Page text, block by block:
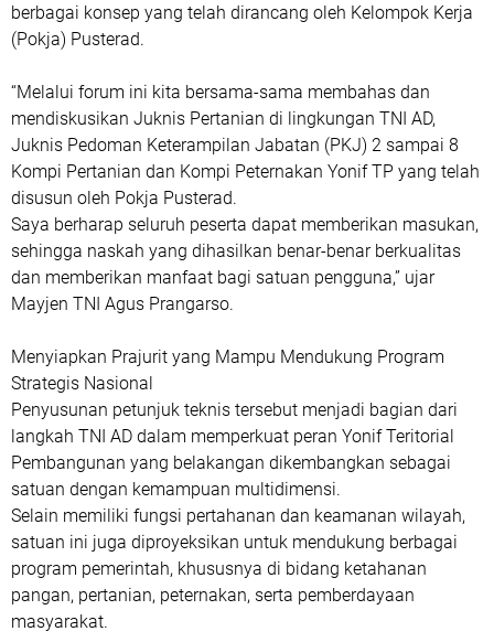
berbagai konsep yang telah dirancang oleh Kelompok Kerja
(Pokja) Pusterad.
“Melalui forum ini kita bersama-sama membahas dan
mendiskusikan Juknis Pertanian di lingkungan TNI AD,
Juknis Pedoman Keterampilan Jabatan (PKJ) 2 sampai 8
Kompi Pertanian dan Kompi Peternakan Yonif TP yang telah
disusun oleh Pokja Pusterad.
Saya berharap seluruh peserta dapat memberikan masukan,
sehingga naskah yang dihasilkan benar-benar berkualitas
dan memberikan manfaat bagi satuan pengguna,” ujar
Mayjen TNI Agus Prangarso.
Menyiapkan Prajurit yang Mampu Mendukung Program
Strategis Nasional
‎Penyusunan petunjuk teknis tersebut menjadi bagian dari
langkah TNI AD dalam memperkuat peran Yonif Teritorial
Pembangunan yang belakangan dikembangkan sebagai
satuan dengan kemampuan multidimensi.
Selain memiliki fungsi pertahanan dan keamanan wilayah,
satuan ini juga diproyeksikan untuk mendukung berbagai
program pemerintah, khususnya di bidang ketahanan
pangan, pertanian, peternakan, serta pemberdayaan
masyarakat.